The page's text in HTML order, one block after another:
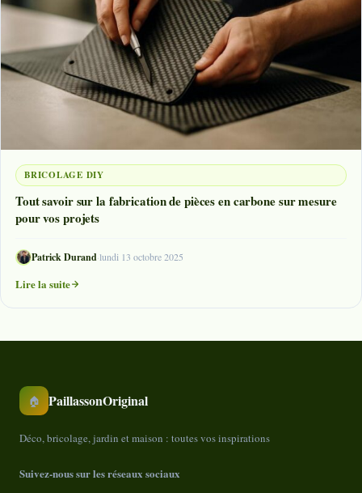
BRICOLAGE DIY
Tout savoir sur la fabrication de pièces en carbone sur mesure
pour vos projets
Patrick Durand·lundi 13 octobre 2025
Lire la suite
🏠 PaillassonOriginal
Déco, bricolage, jardin et maison : toutes vos inspirations
Suivez-nous sur les réseaux sociaux